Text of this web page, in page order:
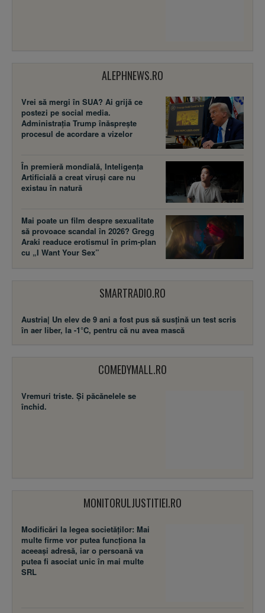
ALEPHNEWS.RO
Vrei să mergi în SUA? Ai grijă ce
postezi pe social media.
Administrația Trump înăsprește
procesul de acordare a vizelor
În premieră mondială, Inteligența
Artificială a creat viruși care nu
existau în natură
Mai poate un film despre sexualitate
să provoace scandal în 2026? Gregg
Araki readuce erotismul în prim-plan
cu „I Want Your Sex”
SMARTRADIO.RO
Austria| Un elev de 9 ani a fost pus să susţină un test scris
în aer liber, la -1°C, pentru că nu avea mască
COMEDYMALL.RO
Vremuri triste. Şi păcănelele se
închid.
MONITORULJUSTITIEI.RO
Modificări la legea societăţilor: Mai
multe firme vor putea funcţiona la
aceeaşi adresă, iar o persoană va
putea fi asociat unic în mai multe
SRL